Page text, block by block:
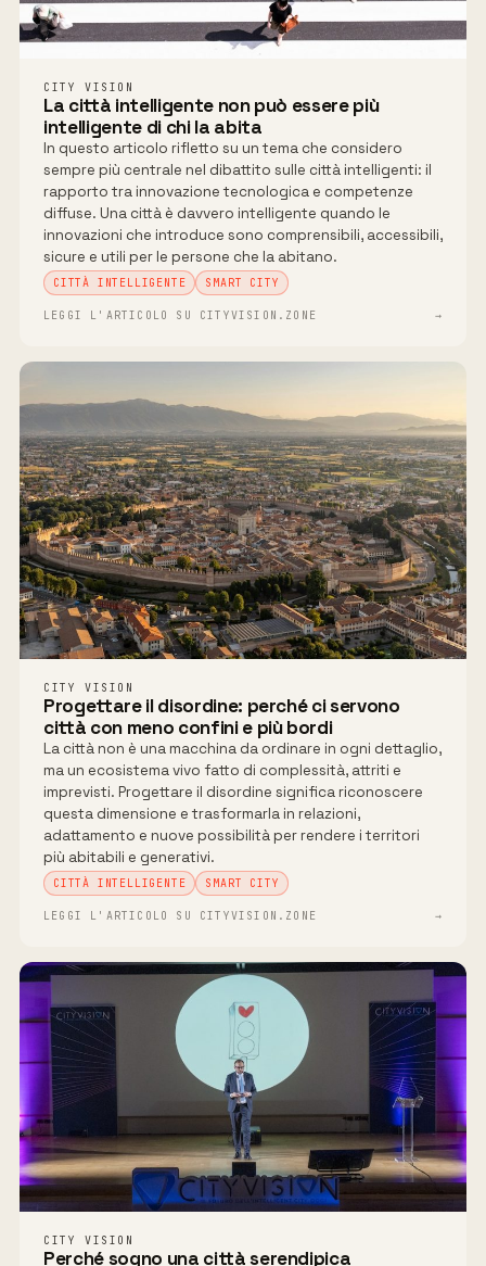
CITY VISION
La città intelligente non può essere più
intelligente di chi la abita
In questo articolo rifletto su un tema che considero
sempre più centrale nel dibattito sulle città intelligenti: il
rapporto tra innovazione tecnologica e competenze
diffuse. Una città è davvero intelligente quando le
innovazioni che introduce sono comprensibili, accessibili,
sicure e utili per le persone che la abitano.
CITTÀ INTELLIGENTE SMART CITY
LEGGI L'ARTICOLO SU CITYVISION.ZONE →
CITY VISION
Progettare il disordine: perché ci servono
città con meno confini e più bordi
La città non è una macchina da ordinare in ogni dettaglio,
ma un ecosistema vivo fatto di complessità, attriti e
imprevisti. Progettare il disordine significa riconoscere
questa dimensione e trasformarla in relazioni,
adattamento e nuove possibilità per rendere i territori
più abitabili e generativi.
CITTÀ INTELLIGENTE SMART CITY
LEGGI L'ARTICOLO SU CITYVISION.ZONE →
CITY VISION
Perché sogno una città serendipica